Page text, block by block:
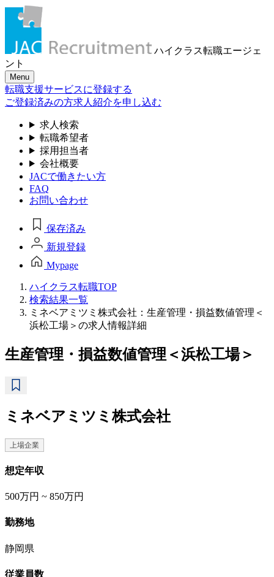
ハイクラス転職エージェ
ント
Menu
転職支援サービスに登録する
ご登録済みの方求人紹介を申し込む
求人検索
転職希望者
採用担当者
会社概要
JACで働きたい方
FAQ
お問い合わせ
保存済み
新規登録
Mypage
ハイクラス転職TOP
検索結果一覧
ミネベアミツミ株式会社：生産管理・損益数値管理＜
浜松工場＞の求人情報詳細
生産管理・損益数値管理＜浜松工場＞
ミネベアミツミ株式会社
上場企業
想定年収
500万円 ~ 850万円
勤務地
静岡県
従業員数